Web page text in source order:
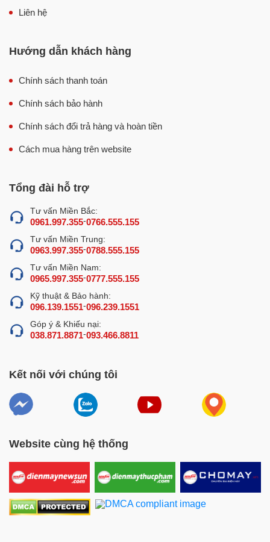
Liên hệ
Hướng dẫn khách hàng
Chính sách thanh toán
Chính sách bảo hành
Chính sách đổi trả hàng và hoàn tiền
Cách mua hàng trên website
Tổng đài hỗ trợ
Tư vấn Miền Bắc:
0961.997.355-0766.555.155
Tư vấn Miền Trung:
0963.997.355-0788.555.155
Tư vấn Miền Nam:
0965.997.355-0777.555.155
Kỹ thuật & Bảo hành:
096.139.1551-096.239.1551
Góp ý & Khiếu nại:
038.871.8871-093.466.8811
Kết nối với chúng tôi
Website cùng hệ thống